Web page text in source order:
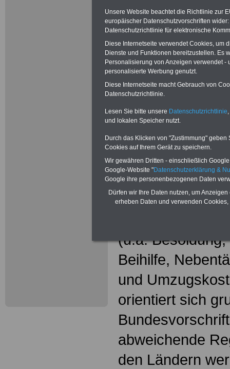
abschließen!
Neu
Beamte
Das beliebte
und Beamte"
(u.a.
Beihilfe,
und
orientiert sich
abweichende
den Ländern
Unsere Website beachtet die Richtlinie zur
europäischer Datenschutzvorschriften
Datenschutzrichtlinie für elektronische
Diese Internetseite verwendet Cookies, um
Dienste und Funktionen bereitzustellen. Es
Personalisierung von Anzeigen verwendet
personalisierte Werbung genutzt.
Diese Internetseite macht Gebrauch von
Datenschutzrichtlinie.
Lesen Sie bitte unsere Datenschutzrichtlinie
und lokalen Speicher nutzt.
Durch das Klicken von "Zustimmung"
Cookies auf Ihrem Gerät zu speichern.
Wir gewähren Dritten - einschließlich
Google-Website "Datenschutzerklärung &
Google ihre personenbezogenen Daten
Dürfen wir Ihre Daten nutzen, um
erheben Daten und verwenden